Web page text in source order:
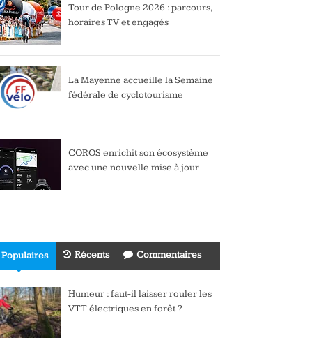
Tour de Pologne 2026 : parcours,
horaires TV et engagés
La Mayenne accueille la Semaine
fédérale de cyclotourisme
COROS enrichit son écosystème
avec une nouvelle mise à jour
Populaires Récents Commentaires
Humeur : faut-il laisser rouler les
VTT électriques en forêt ?